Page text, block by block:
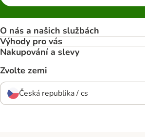
O nás a našich službách
Výhody pro vás
Nakupování a slevy
Zvolte zemi
Česká republika / cs